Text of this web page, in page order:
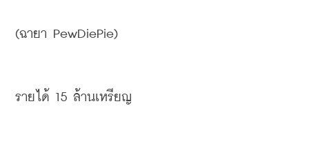
(ฉายา PewDiePie)
รายได้ 15 ล้านเหรียญ